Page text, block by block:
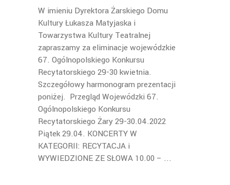
W imieniu Dyrektora Żarskiego Domu
Kultury Łukasza Matyjaska i
Towarzystwa Kultury Teatralnej
zapraszamy za eliminacje wojewódzkie
67. Ogólnopolskiego Konkursu
Recytatorskiego 29-30 kwietnia.
Szczegółowy harmonogram prezentacji
poniżej. Przegląd Wojewódzki 67.
Ogólnopolskiego Konkursu
Recytatorskiego Żary 29-30.04.2022
Piątek 29.04. KONCERTY W
KATEGORII: RECYTACJA i
WYWIEDZIONE ZE SŁOWA 10.00 –